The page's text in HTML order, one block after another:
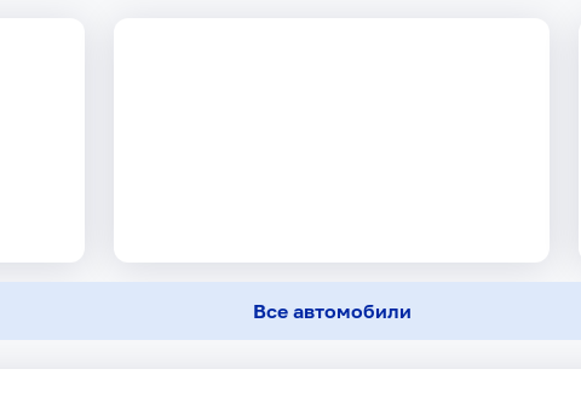
Все автомобили